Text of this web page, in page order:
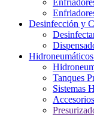
Desinfección y
Tanques
Sistemas
Accesorios